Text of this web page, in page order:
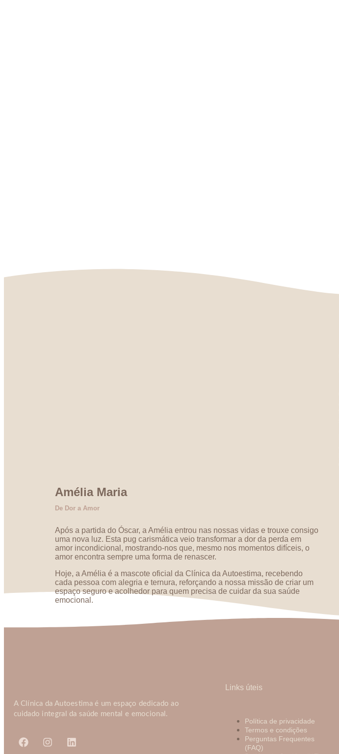
Amélia Maria
De Dor a Amor
Após a partida do Óscar, a Amélia entrou nas nossas vidas e trouxe consigo
uma nova luz. Esta pug carismática veio transformar a dor da perda em
amor incondicional, mostrando-nos que, mesmo nos momentos difíceis, o
amor encontra sempre uma forma de renascer.
Hoje, a Amélia é a mascote oficial da Clínica da Autoestima, recebendo
cada pessoa com alegria e ternura, reforçando a nossa missão de criar um
espaço seguro e acolhedor para quem precisa de cuidar da sua saúde
emocional.
A Clínica da Autoestima é um espaço dedicado ao
cuidado integral da saúde mental e emocional.
Links úteis
Política de privacidade
Termos e condições
Perguntas Frequentes
(FAQ)